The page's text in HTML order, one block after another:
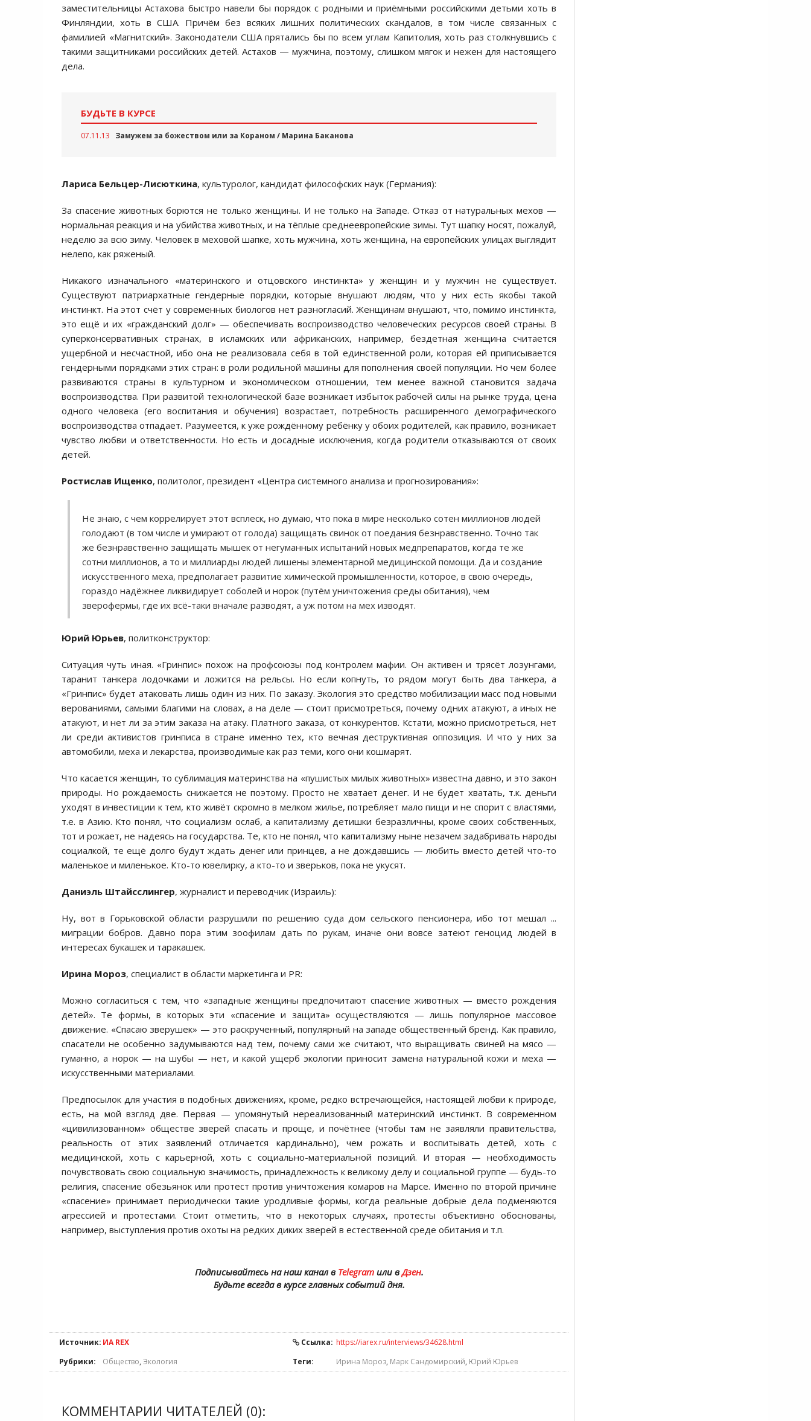
заместительницы Астахова быстро навели бы порядок с родными и приёмными российскими детьми хоть в
Финляндии, хоть в США. Причём без всяких лишних политических скандалов, в том числе связанных с
фамилией «Магнитский». Законодатели США прятались бы по всем углам Капитолия, хоть раз столкнувшись с
такими защитниками российских детей. Астахов — мужчина, поэтому, слишком мягок и нежен для настоящего
дела.
БУДЬТЕ В КУРСЕ
07.11.13 Замужем за божеством или за Кораном / Марина Баканова
Лариса Бельцер-Лисюткина, культуролог, кандидат философских наук (Германия):
За спасение животных борются не только женщины. И не только на Западе. Отказ от натуральных мехов —
нормальная реакция и на убийства животных, и на тёплые среднеевропейские зимы. Тут шапку носят, пожалуй,
неделю за всю зиму. Человек в меховой шапке, хоть мужчина, хоть женщина, на европейских улицах выглядит
нелепо, как ряженый.
Никакого изначального «материнского и отцовского инстинкта» у женщин и у мужчин не существует.
Существуют патриархатные гендерные порядки, которые внушают людям, что у них есть якобы такой
инстинкт. На этот счёт у современных биологов нет разногласий. Женщинам внушают, что, помимо инстинкта,
это ещё и их «гражданский долг» — обеспечивать воспроизводство человеческих ресурсов своей страны. В
суперконсервативных странах, в исламских или африканских, например, бездетная женщина считается
ущербной и несчастной, ибо она не реализовала себя в той единственной роли, которая ей приписывается
гендерными порядками этих стран: в роли родильной машины для пополнения своей популяции. Но чем более
развиваются страны в культурном и экономическом отношении, тем менее важной становится задача
воспроизводства. При развитой технологической базе возникает избыток рабочей силы на рынке труда, цена
одного человека (его воспитания и обучения) возрастает, потребность расширенного демографического
воспроизводства отпадает. Разумеется, к уже рождённому ребёнку у обоих родителей, как правило, возникает
чувство любви и ответственности. Но есть и досадные исключения, когда родители отказываются от своих
детей.
Ростислав Ищенко, политолог, президент «Центра системного анализа и прогнозирования»:
Не знаю, с чем коррелирует этот всплеск, но думаю, что пока в мире несколько сотен миллионов людей
голодают (в том числе и умирают от голода) защищать свинок от поедания безнравственно. Точно так
же безнравственно защищать мышек от негуманных испытаний новых медпрепаратов, когда те же
сотни миллионов, а то и миллиарды людей лишены элементарной медицинской помощи. Да и создание
искусственного меха, предполагает развитие химической промышленности, которое, в свою очередь,
гораздо надёжнее ликвидирует соболей и норок (путём уничтожения среды обитания), чем
зверофермы, где их всё-таки вначале разводят, а уж потом на мех изводят.
Юрий Юрьев, политконструктор:
Ситуация чуть иная. «Гринпис» похож на профсоюзы под контролем мафии. Он активен и трясёт лозунгами,
таранит танкера лодочками и ложится на рельсы. Но если копнуть, то рядом могут быть два танкера, а
«Гринпис» будет атаковать лишь один из них. По заказу. Экология это средство мобилизации масс под новыми
верованиями, самыми благими на словах, а на деле — стоит присмотреться, почему одних атакуют, а иных не
атакуют, и нет ли за этим заказа на атаку. Платного заказа, от конкурентов. Кстати, можно присмотреться, нет
ли среди активистов гринписа в стране именно тех, кто вечная деструктивная оппозиция. И что у них за
автомобили, меха и лекарства, производимые как раз теми, кого они кошмарят.
Что касается женщин, то сублимация материнства на «пушистых милых животных» известна давно, и это закон
природы. Но рождаемость снижается не поэтому. Просто не хватает денег. И не будет хватать, т.к. деньги
уходят в инвестиции к тем, кто живёт скромно в мелком жилье, потребляет мало пищи и не спорит с властями,
т.е. в Азию. Кто понял, что социализм ослаб, а капитализму детишки безразличны, кроме своих собственных,
тот и рожает, не надеясь на государства. Те, кто не понял, что капитализму ныне незачем задабривать народы
социалкой, те ещё долго будут ждать денег или принцев, а не дождавшись — любить вместо детей что-то
маленькое и миленькое. Кто-то ювелирку, а кто-то и зверьков, пока не укусят.
Даниэль Штайсслингер, журналист и переводчик (Израиль):
Ну, вот в Горьковской области разрушили по решению суда дом сельского пенсионера, ибо тот мешал ...
миграции бобров. Давно пора этим зоофилам дать по рукам, иначе они вовсе затеют геноцид людей в
интересах букашек и таракашек.
Ирина Мороз, специалист в области маркетинга и PR:
Можно согласиться с тем, что «западные женщины предпочитают спасение животных — вместо рождения
детей». Те формы, в которых эти «спасение и защита» осуществляются — лишь популярное массовое
движение. «Спасаю зверушек» — это раскрученный, популярный на западе общественный бренд. Как правило,
спасатели не особенно задумываются над тем, почему сами же считают, что выращивать свиней на мясо —
гуманно, а норок — на шубы — нет, и какой ущерб экологии приносит замена натуральной кожи и меха —
искусственными материалами.
Предпосылок для участия в подобных движениях, кроме, редко встречающейся, настоящей любви к природе,
есть, на мой взгляд две. Первая — упомянутый нереализованный материнский инстинкт. В современном
«цивилизованном» обществе зверей спасать и проще, и почётнее (чтобы там не заявляли правительства,
реальность от этих заявлений отличается кардинально), чем рожать и воспитывать детей, хоть с
медицинской, хоть с карьерной, хоть с социально-материальной позиций. И вторая — необходимость
почувствовать свою социальную значимость, принадлежность к великому делу и социальной группе — будь-то
религия, спасение обезьянок или протест против уничтожения комаров на Марсе. Именно по второй причине
«спасение» принимает периодически такие уродливые формы, когда реальные добрые дела подменяются
агрессией и протестами. Стоит отметить, что в некоторых случаях, протесты объективно обоснованы,
например, выступления против охоты на редких диких зверей в естественной среде обитания и т.п.
Подписывайтесь на наш канал в Telegramили вДзен.
Будьте всегда в курсе главных событий дня.
Источник: ИА REX Ссылка: https://iarex.ru/interviews/34628.html
Рубрики:
Общество, Экология Теги: Ирина Мороз, Марк Сандомирский, Юрий Юрьев
КОММЕНТАРИИ ЧИТАТЕЛЕЙ (0):